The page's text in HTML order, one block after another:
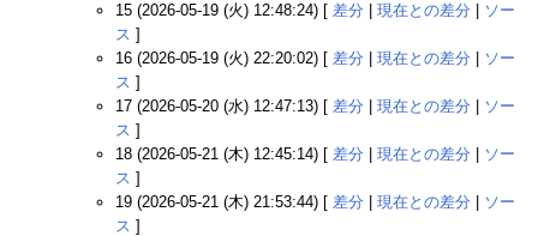
15 (2026-05-19 (火) 12:48:24) [ 差分 現在との差分
ソー
ス ]
16 (2026-05-19 (火) 22:20:02) [ 差分 現在との差分
ソー
ス ]
17 (2026-05-20 (水) 12:47:13) [ 差分 現在との差分
ソー
ス ]
18 (2026-05-21 (木) 12:45:14) [ 差分 現在との差分
ソー
ス ]
19 (2026-05-21 (木) 21:53:44) [ 差分 現在との差分
ソー
ス ]